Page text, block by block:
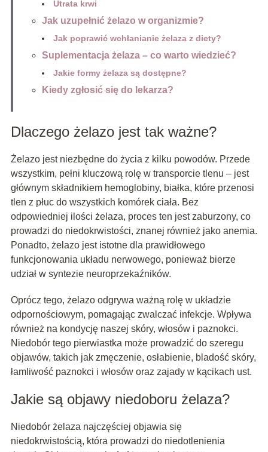
Utrata krwi
Jak uzupełnić żelazo w organizmie?
Jak poprawić wchłanianie żelaza z diety?
Suplementacja żelaza – co warto wiedzieć?
Jakie formy żelaza są dostępne?
Kiedy zgłosić się do lekarza?
Dlaczego żelazo jest tak ważne?
Żelazo jest niezbędne do życia z kilku powodów. Przede
wszystkim, pełni kluczową rolę w transporcie tlenu – jest
głównym składnikiem hemoglobiny, białka, które przenosi
tlen z płuc do wszystkich komórek ciała. Bez
odpowiedniej ilości żelaza, proces ten jest zaburzony, co
prowadzi do niedokrwistości, znanej również jako anemia.
Ponadto, żelazo jest istotne dla prawidłowego
funkcjonowania układu nerwowego, ponieważ bierze
udział w syntezie neuroprzekaźników.
Oprócz tego, żelazo odgrywa ważną rolę w układzie
odpornościowym, pomagając zwalczać infekcje. Wpływa
również na kondycję naszej skóry, włosów i paznokci.
Niedobór tego pierwiastka może prowadzić do szeregu
objawów, takich jak zmęczenie, osłabienie, bladość skóry,
łamliwość paznokci i włosów oraz zajady w kącikach ust.
Jakie są objawy niedoboru żelaza?
Niedobór żelaza najczęściej objawia się
niedokrwistością, która prowadzi do niedotlenienia